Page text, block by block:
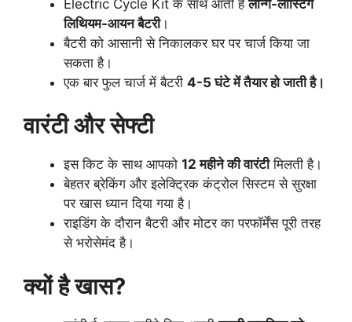
Electric Cycle Kit के साथ आती हैलॉन्ग-लास्टिंग
लिथियम-आयन बैटरी।
बैटरी को आसानी से निकालकर घर पर चार्ज किया जा
सकता है।
एक बार फुल चार्ज में बैटरी 4-5 घंटे में तैयार हो जाती है।
वारंटी और सेफ्टी
इस किट के साथ आपको 12 महीने की वारंटीमिलती है।
बेहतर ब्रेकिंग और इलेक्ट्रिक कंट्रोल सिस्टम से सुरक्षा
पर खास ध्यान दिया गया है।
राइडिंग के दौरान बैटरी और मोटर का परफॉर्मेंस पूरी तरह
से भरोसेमंद है।
क्यों है खास?